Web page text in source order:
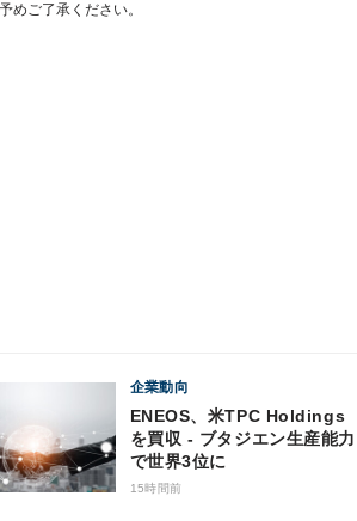
めご了承ください。
企業動向
ENEOS、米TPC Holdings
を買収 - ブタジエン生産能力
で世界3位に
15時間前